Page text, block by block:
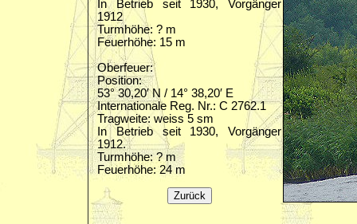
In Betrieb seit 1930, Vorgänger
1912
Turmhöhe: ? m
Feuerhöhe: 15 m
Oberfeuer:
Position:
53° 30,20′ N / 14° 38,20′ E
Internationale Reg. Nr.: C 2762.1
Tragweite: weiss 5 sm
In Betrieb seit 1930, Vorgänger
1912.
Turmhöhe: ? m
Feuerhöhe: 24 m